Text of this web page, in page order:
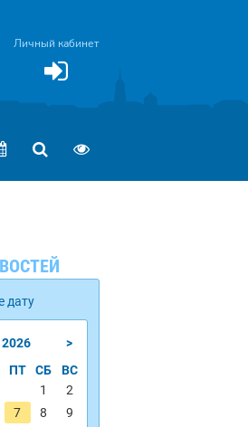
Личный кабинет
дату
2026
>
ПТ СБ
ВС
1
2
7 8
9